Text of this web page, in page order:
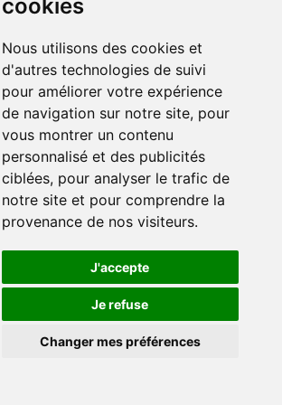
cookies
Nous utilisons des cookies et
d'autres technologies de suivi
pour améliorer votre expérience
de navigation sur notre site, pour
vous montrer un contenu
personnalisé et des publicités
ciblées, pour analyser le trafic de
notre site et pour comprendre la
provenance de nos visiteurs.
J'accepte
Je refuse
Changer mes préférences
information)